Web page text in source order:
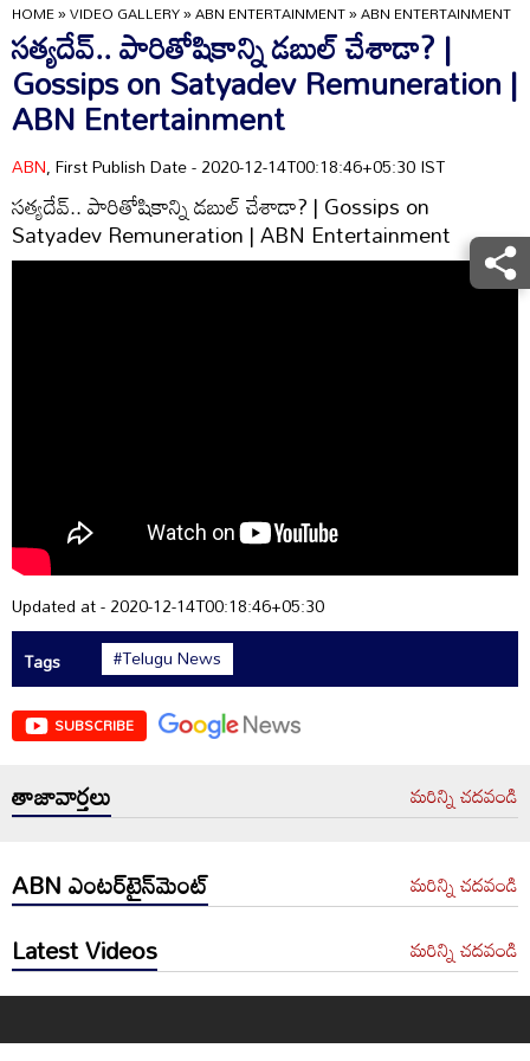
HOME»VIDEO GALLERY»ABN ENTERTAINMENT»ABN ENTERTAINMENT
సత్యదేవ్.. పారితోషికాన్ని డబుల్ చేశాడా? |
Gossips on Satyadev Remuneration |
ABN Entertainment
ABN, First Publish Date - 2020-12-14T00:18:46+05:30 IST
సత్యదేవ్.. పారితోషికాన్ని డబుల్ చేశాడా? | Gossips on
Satyadev Remuneration | ABN Entertainment
Updated at - 2020-12-14T00:18:46+05:30
Tags
#Telugu News
SUBSCRIBE
తాజావార్తలు మరిన్ని చదవండి
ABN ఎంటర్‌టైన్‌మెంట్ మరిన్ని చదవండి
Latest Videos మరిన్ని చదవండి